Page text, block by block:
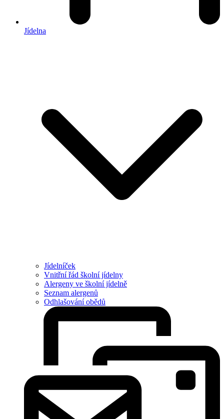
Jídelna
Jídelníček
Vnitřní řád školní jídelny
Alergeny ve školní jídelně
Seznam alergenů
Odhlašování obědů